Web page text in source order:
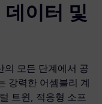
이터 및
의 모든 단계에서 공
강력한 어셈블리 계
트윈, 적응형 소프